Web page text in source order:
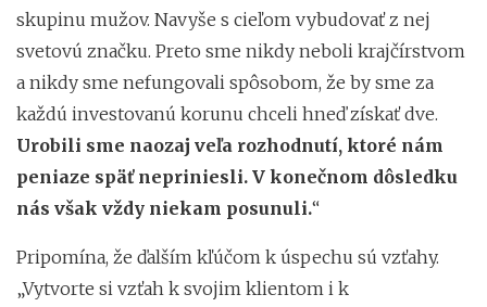
skupinu mužov. Navyše s cieľom vybudovať z nej
svetovú značku. Preto sme nikdy neboli krajčírstvom
a nikdy sme nefungovali spôsobom, že by sme za
každú investovanú korunu chceli hneď získať dve.
Urobili sme naozaj veľa rozhodnutí, ktoré nám
peniaze späť nepriniesli. V konečnom dôsledku
nás však vždy niekam posunuli.“
Pripomína, že ďalším kľúčom k úspechu sú vzťahy.
„Vytvorte si vzťah k svojim klientom i k